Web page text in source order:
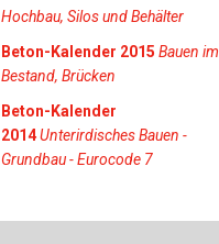
Hochbau, Silos und Behälter
Beton-Kalender 2015Bauen im
Bestand, Brücken
Beton-Kalender
2014Unterirdisches Bauen -
Grundbau - Eurocode 7